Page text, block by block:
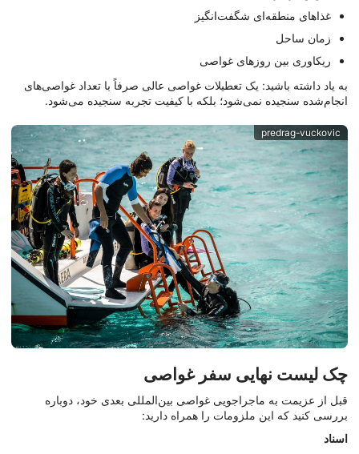
غذاهای منطقه‌ای شگفت‌انگیز
زمان ساحل
ریکاوری بین روزهای غواصی
به یاد داشته باشید: یک تعطیلات غواصی عالی صرفاً با تعداد غواصی‌های
انجام‌شده سنجیده نمی‌شود؛ بلکه با کیفیت تجربه سنجیده می‌شود.
predrag-vuckovic
چک لیست نهایی سفر غواصی
قبل از عزیمت به ماجراجویی غواصی بین‌المللی بعدی خود، دوباره
بررسی کنید که این ملزومات را همراه دارید:
اسناد